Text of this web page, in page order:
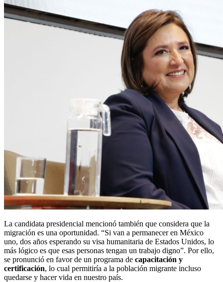
La candidata presidencial mencionó también que considera que la
migración es una oportunidad. “Si van a permanecer en México
uno, dos años esperando su visa humanitaria de Estados Unidos, lo
más lógico es que esas personas tengan un trabajo digno”. Por ello,
se pronunció en favor de un programa de capacitación y
certificación, lo cual permitiría a la población migrante incluso
quedarse y hacer vida en nuestro país.